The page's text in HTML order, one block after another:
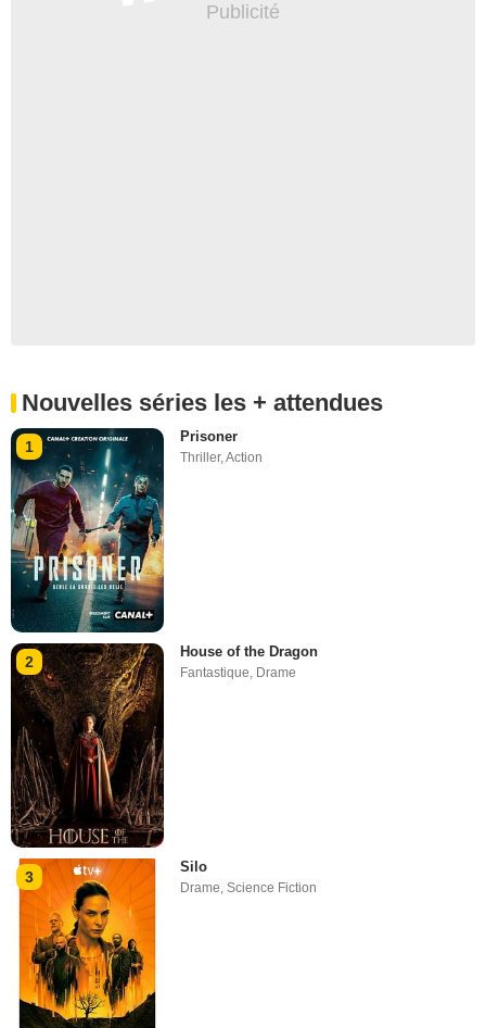
Nouvelles séries les + attendues
1
Prisoner
Thriller,Action
2
House of the Dragon
Fantastique, Drame
3
Silo
Drame,Science Fiction